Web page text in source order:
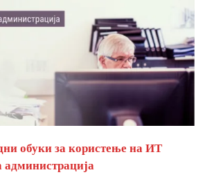
обуки за користење на ИТ
администрација